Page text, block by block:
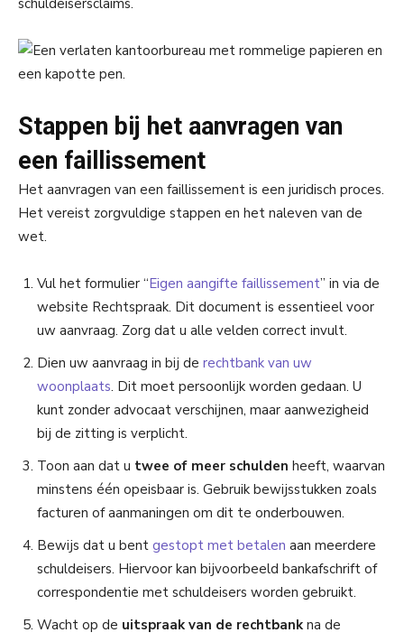
schuldeisersclaims.
Stappen bij het aanvragen van
een faillissement
Het aanvragen van een faillissement is een juridisch proces.
Het vereist zorgvuldige stappen en het naleven van de
wet.
Vul het formulier “Eigen aangifte faillissement” in via de
website Rechtspraak. Dit document is essentieel voor
uw aanvraag. Zorg dat u alle velden correct invult.
Dien uw aanvraag in bij de rechtbank van uw
woonplaats. Dit moet persoonlijk worden gedaan. U
kunt zonder advocaat verschijnen, maar aanwezigheid
bij de zitting is verplicht.
Toon aan dat u twee of meer schulden heeft, waarvan
minstens één opeisbaar is. Gebruik bewijsstukken zoals
facturen of aanmaningen om dit te onderbouwen.
Bewijs dat u bent gestopt met betalen aan meerdere
schuldeisers. Hiervoor kan bijvoorbeeld bankafschrift of
correspondentie met schuldeisers worden gebruikt.
Wacht op de uitspraak van de rechtbank na de